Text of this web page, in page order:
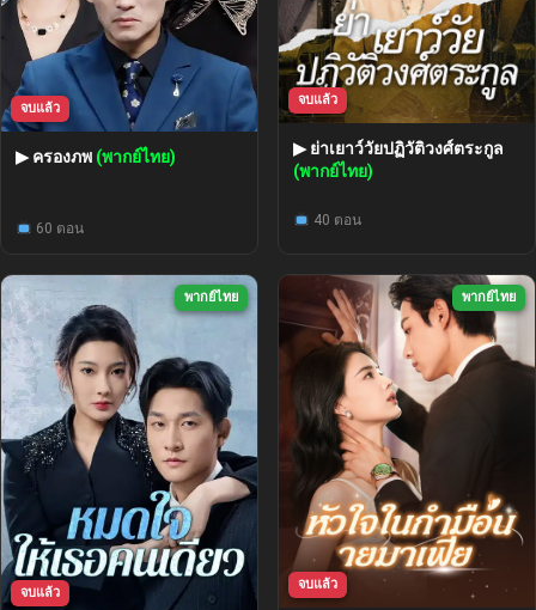
จบแล้ว
▶ ครองภพ (พากย์ไทย)
60 ตอน
จบแล้ว
▶ ย่าเยาว์วัยปฏิวัติวงศ์ตระกูล
(พากย์ไทย)
40 ตอน
พากย์ไทย
จบแล้ว
พากย์ไทย
จบแล้ว